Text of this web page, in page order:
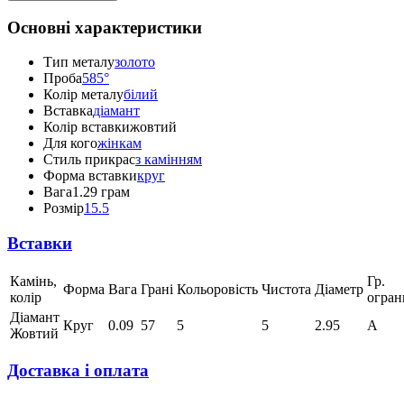
Основні характеристики
Тип металузолото
Проба585°
Колір металубілий
Вставкадіамант
Колір вставкижовтий
Для когожінкам
Стиль прикрасз камінням
Форма вставкикруг
Вага1.29 грам
Розмір15.5
Вставки
Камінь,
колір
Форма Вага Грані Кольоровість Чистота Діаметр
Гр.
Діамант
Жовтий
Круг 0.09 57 5 5 2.95 А
Доставка і оплата